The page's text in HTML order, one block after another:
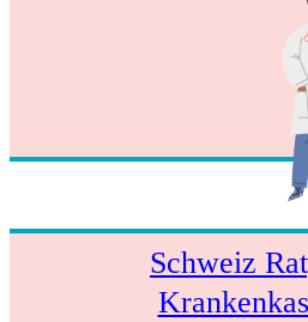
Schweiz